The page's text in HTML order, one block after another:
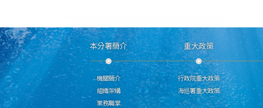
本分署簡介
機關簡介
組織架構
業務職掌
重大政策
行政院重大政策
海巡署重大政策